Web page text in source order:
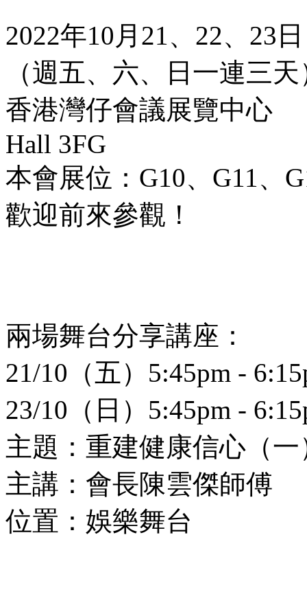
2022年10月21、22、23日
（週五、六、日一連三天
香港灣仔會議展覽中心
Hall 3FG
本會展位：G10、G11、
歡迎前來參觀！
兩場舞台分享講座：
21/10（五）5:45pm -
23/10（日）5:45pm -
主題：重建健康信心（
主講：會長陳雲傑師傅
位置：娛樂舞台